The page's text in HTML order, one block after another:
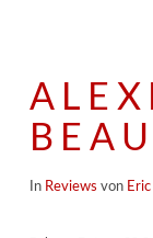
In Reviews von Eric